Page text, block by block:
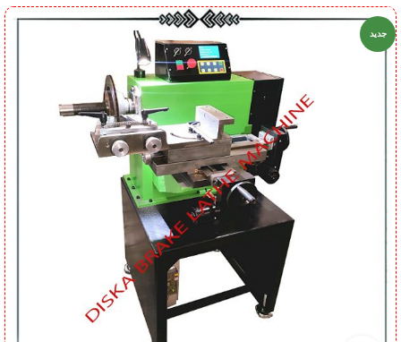
جدید